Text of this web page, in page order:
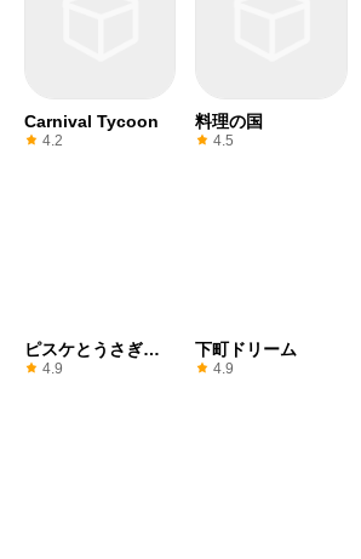
Carnival Tycoon
4.2
料理の国
4.5
ピスケとうさぎの
小旅行
4.9
下町ドリーム
4.9